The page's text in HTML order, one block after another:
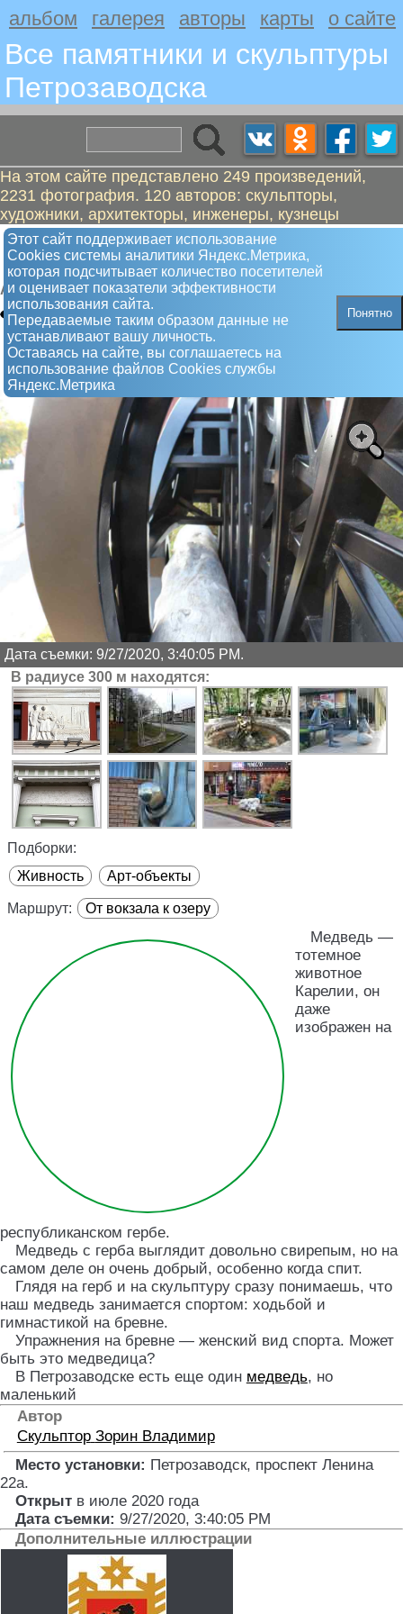
альбом галерея авторы карты о сайте
Все памятники и скульптуры
Петрозаводскa
На этом сайте представлено 249 произведений,
2231 фотография. 120 авторов: скульпторы,
художники, архитекторы, инженеры, кузнецы
Этот сайт поддерживает использование
Сookies системы аналитики Яндекс.Метрика,
которая подсчитывает количество посетителей
и оценивает показатели эффективности
использования сайта.
Передаваемые таким образом данные не
устанавливают вашу личность.
Оставаясь на сайте, вы соглашаетесь на
использование файлов Сookies службы
Яндекс.Метрика
Понятно
Карельский медведь. Упражнение
на бревне
Арт-объект
Дата съемки: 9/27/2020, 3:40:05 PM.
В радиусе 300 м находятся:
Подборки:
Живность
Арт-объекты
Маршрут: От вокзала к озеру
Медведь —
тотемное
животное
Карелии, он
даже
изображен на
республиканском гербе.
Медведь с герба выглядит довольно свирепым, но на
самом деле он очень добрый, особенно когда спит.
Глядя на герб и на скульптуру сразу понимаешь, что
наш медведь занимается спортом: ходьбой и
гимнастикой на бревне.
Упражнения на бревне — женский вид спорта. Может
быть это медведица?
В Петрозаводске есть еще один медведь, но
маленький
Автор
Скульптор Зорин Владимир
Место установки: Петрозаводск, проспект Ленина
22а.
Открыт в июле 2020 года
Дата съемки: 9/27/2020, 3:40:05 PM
Дополнительные иллюстрации